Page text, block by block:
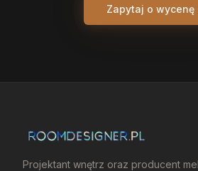
Zapytaj o wycenę
Projektant wnętrz oraz producent